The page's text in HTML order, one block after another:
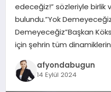
SAĞLIK
SIYASET
edeceğiz!” sözleriyle birlik
bulundu.”Yok
Demeyeceğiz”Başkan
için şehrin tüm
afyondabugun
14 Eylül 2024